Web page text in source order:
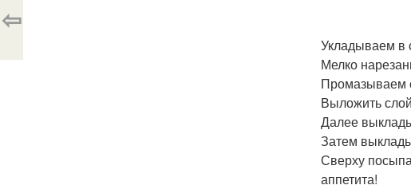
Укладываем в
Мелко
Промазываем
Выложить
Далее
Затем
Сверху
аппетита!
⇦